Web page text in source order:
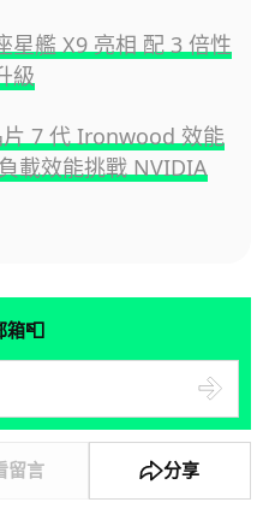
星艦 X9 亮相 配 3 倍性
級
7 代 Ironwood 效能
載效能挑戰 NVIDIA
箱📮
留言 分享